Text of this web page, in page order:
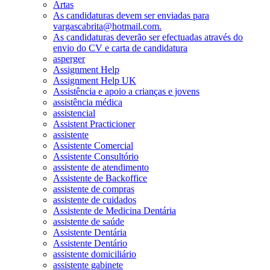
Artas
As candidaturas devem ser enviadas para
vargascabrita@hotmail.com.
As candidaturas deverão ser efectuadas através do
envio do CV e carta de candidatura
asperger
Assignment Help
Assignment Help UK
Assistência e apoio a crianças e jovens
assistência médica
assistencial
Assistent Practicioner
assistente
Assistente Comercial
Assistente Consultório
assistente de atendimento
Assistente de Backoffice
assistente de compras
assistente de cuidados
Assistente de Medicina Dentária
assistente de saúde
Assistente Dentária
Assistente Dentário
assistente domiciliário
assistente gabinete